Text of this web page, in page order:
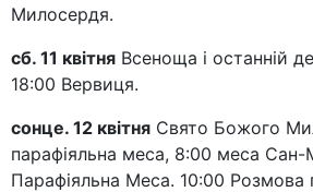
Милосердя.
сб. 11 квітня Всеноща і останній
18:00 Вервиця.
сонце. 12 квітня Свято Божого
парафіяльна меса, 8:00 меса
Парафіяльна Меса. 10:00